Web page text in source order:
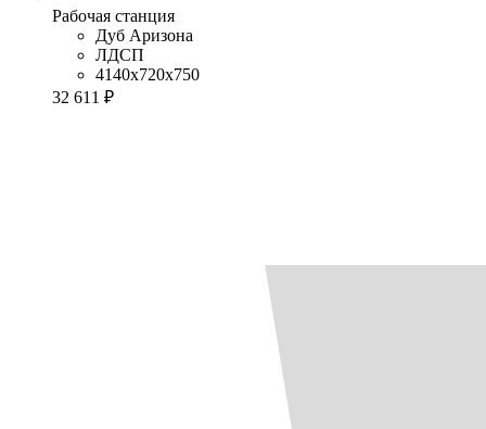
Рабочая станция
Дуб Аризона
ЛДСП
4140x720x750
32 611 ₽